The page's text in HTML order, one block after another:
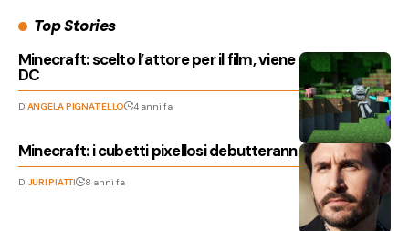
Top Stories
Minecraft: scelto l’attore per il film, viene dal mondo
DC
DiANGELA PIGNATIELLO 4 anni fa
Minecraft: i cubetti pixellosi debutteranno al cinema
DiJURI PIATTI 8 anni fa